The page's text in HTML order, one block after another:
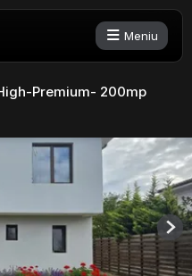
Meniu
Premium- 200mp